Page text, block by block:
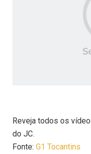
Reveja todos os
do JC.
Fonte: G1 Tocantins